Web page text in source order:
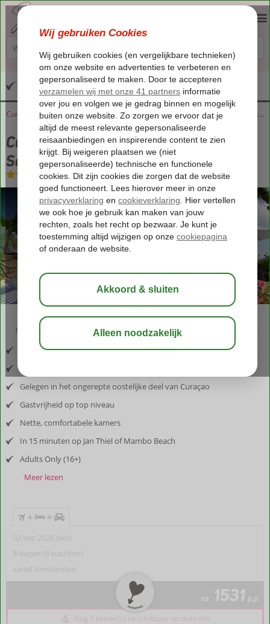
Altijd inclusief huurauto
Home Sint Joris Baai Curaçao North Sea Jazz arrangement Saint Joris Boutique Resort
Curaçao North Sea Jazz arrangement
Saint Joris Boutique Resort
Logies-Boutique hotel
09:00 bewaar
Inclusief vlucht en huurauto
Gelegen in het ongerepte oostelijke deel van Curaçao
Gastvrijheid op top niveau
Nette, comfortabele kamers
In 15 minuten op Jan Thiel of Mambo Beach
Adults Only (16+)
Meer lezen
+ +
02 sep 2026 (wo)
8 dagen (6 nachten)
vanaf Amsterdam
va 1531 p.p.
Nog 1 kamer(s) beschikbaar op deze site